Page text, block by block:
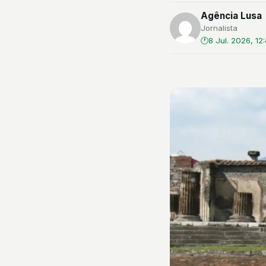
Agência Lusa
Jornalista
8 Jul. 2026,